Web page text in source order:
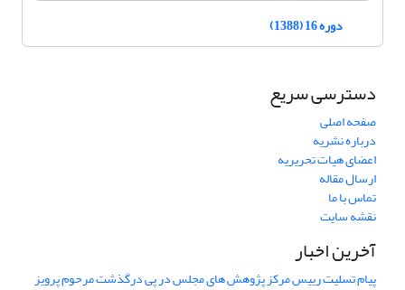
دوره 16 (1388)
دسترسی سریع
صفحه اصلی
درباره نشریه
اعضای هیات تحریریه
ارسال مقاله
تماس با ما
نقشه سایت
آخرین اخبار
پیام تسلیت رییس مرکز پژوهش های مجلس در پی درگذشت مرحوم پرویز